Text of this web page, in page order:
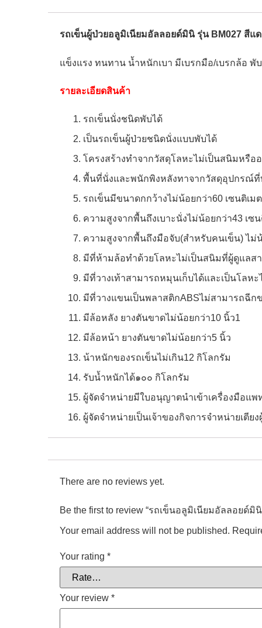
รถเข็นผู้ป่วยอลูมิเนียมอัลลอยด์มินิ รุ่น BM027 สีแ
แข็งแรง ทนทาน น้ำหนักเบา มีเบรกมือ/เบรกล้อ พั
รายละเอียดสินค้า
รถเข็นนั่งชนิดพับได้
เป็นรถเข็นผู้ป่วยชนิดนั่งแบบพับได้
โครงสร้างทำจากวัสดุโลหะไม่เป็นสนิมหรือ
พื้นที่นั่งและพนักพิงหลังทาจากวัสดุอุปกรณ์ที่
รถเข็นมีขนาดกกว้างไม่น้อยกว่า60 เซนติเม
ความสูงจากพื้นถึงเบาะนั่งไม่น้อยกว่า43 เซ
ความสูงจากพื้นถึงมือจับ(สำหรับคนเข็น) ไม่
มีที่ห้ามล้อทำด้วยโลหะไม่เป็นสนิมที่ผู้ดูแลส
มีที่วางเท้าสามารถหมุนเก็บได้และเป็นโลห
มีที่วางแขนเป็นพลาสติกABSไม่สามารถฉีก
มีล้อหลัง ยางตันขาดไม่น้อยกว่า10 นิ้ว1
มีล้อหน้า ยางตันขาดไม่น้อยกว่า5 นิ้ว
น้าหนักของรถเข็นไม่เกิน12 กิโลกรัม
รับน้ำหนักได้๑๐๐ กิโลกรัม
ผู้จัดจำหน่ายมีใบอนุญาตนำเข้าเครื่องมือแ
ผู้จัดจำหน่ายเป็นเจ้าของกิจการจำหน่ายเตี
There are no reviews yet.
Be the first to review “รถเข็นอลูมิเนียมอัลลอยด์มิ
Your email address will not be published.
Your rating *
Your review *